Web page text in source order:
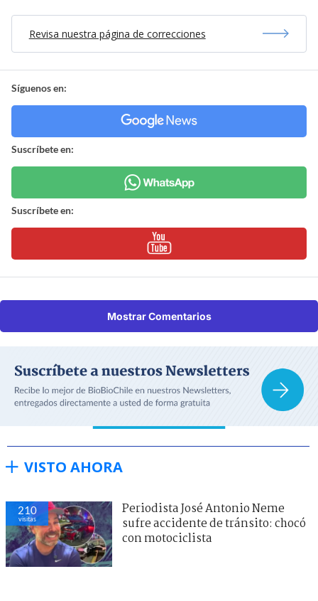
Revisa nuestra página de correcciones
Síguenos en:
Suscríbete en:
Suscríbete en:
Mostrar Comentarios
VISTO AHORA
210
visitas
Periodista José Antonio Neme
sufre accidente de tránsito: chocó
con motociclista